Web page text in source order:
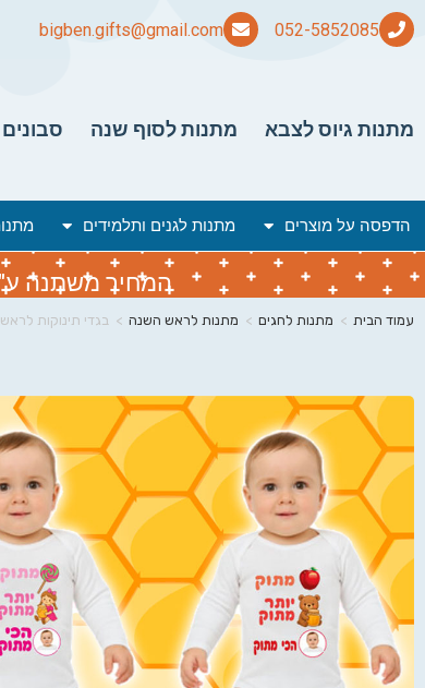
bigben.gifts@gmail.com
מתנות גיוס לצבא מתנות לסוף שנה סבונים
הדפסה על מוצרים מתנות לגנים ותלמידים
המחיר משתנה
עמוד הבית > מתנות לחגים > מתנות לראש השנה > בגדי תינוקות